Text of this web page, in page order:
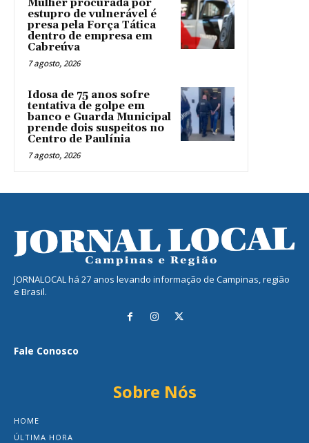
Mulher procurada por
estupro de vulnerável é
presa pela Força Tática
dentro de empresa em
Cabreúva
7 agosto, 2026
Idosa de 75 anos sofre
tentativa de golpe em
banco e Guarda Municipal
prende dois suspeitos no
Centro de Paulínia
7 agosto, 2026
JORNALOCAL há 27 anos levando informação de Campinas, região
e Brasil.
Fale Conosco
Sobre Nós
HOME
ÚLTIMA HORA